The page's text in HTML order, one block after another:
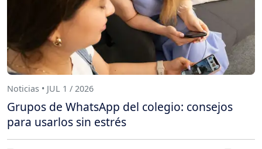
Noticias • JUL 1 / 2026
Grupos de WhatsApp del colegio: consejos
para usarlos sin estrés